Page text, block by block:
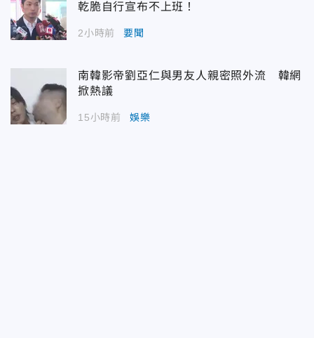
乾脆自行宣布不上班！
2小時前 要聞
南韓影帝劉亞仁與男友人親密照外流 韓網
掀熱議
15小時前 娛樂